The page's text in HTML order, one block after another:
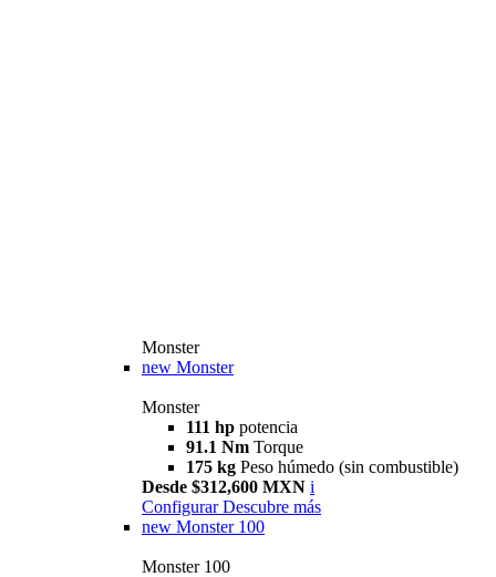
Monster
new Monster
Monster
111 hp potencia
91.1 Nm Torque
175 kg Peso húmedo (sin combustible)
Desde $312,600 MXN i
Configurar Descubre más
new Monster 100
Monster 100